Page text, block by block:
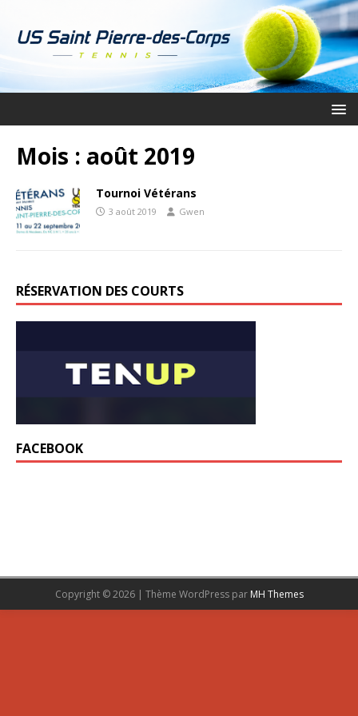
Mois : août 2019
Tournoi Vétérans
3 août 2019 Gwen
RÉSERVATION DES COURTS
FACEBOOK
Copyright © 2026 | Thème WordPress par MH Themes